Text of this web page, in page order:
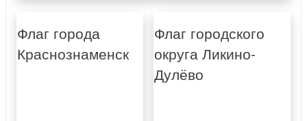
Флаг города
Краснознаменск
Флаг городского
округа Ликино-
Дулёво